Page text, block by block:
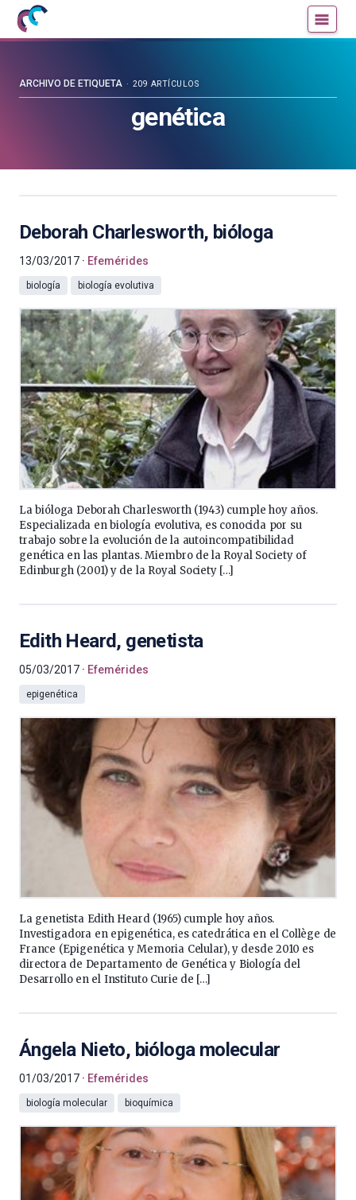
Mujeres
con
blog
genética
ARCHIVO DE ETIQUETA 209 ARTÍCULOS
Deborah Charlesworth, bióloga
13/03/2017 Efemérides
biología biología evolutiva
La bióloga Deborah Charlesworth (1943) cumple hoy años.
Especializada en biología evolutiva, es conocida por su
trabajo sobre la evolución de la autoincompatibilidad
genética en las plantas. Miembro de la Royal Society of
Edinburgh (2001) y de la Royal Society […]
Edith Heard, genetista
05/03/2017 Efemérides
epigenética
La genetista Edith Heard (1965) cumple hoy años.
Investigadora en epigenética, es catedrática en el Collège de
France (Epigenética y Memoria Celular), y desde 2010 es
directora de Departamento de Genética y Biología del
Desarrollo en el Instituto Curie de […]
Ángela Nieto, bióloga molecular
01/03/2017 Efemérides
biología molecular bioquímica